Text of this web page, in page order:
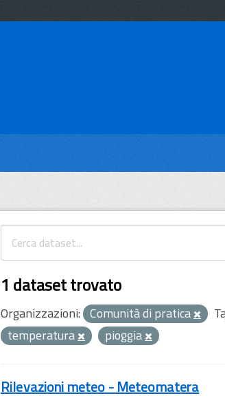
1 dataset trovato
Organizzazioni: Comunità di pratica
temperatura
pioggia
Rilevazioni meteo - Meteomatera